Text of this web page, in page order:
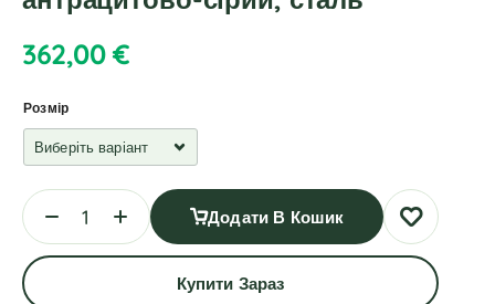
362,00€
Розмір
Додати В Кошик
Купити Зараз